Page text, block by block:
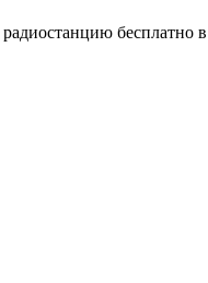
радиостанцию бесплатно